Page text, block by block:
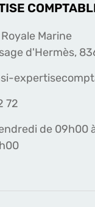
Marine
d'Hermès,
72
de 09h00